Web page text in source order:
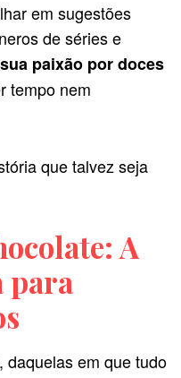
em sugestões
de séries e
paixão por doces
tempo nem
que talvez seja
A
para
daquelas em que tudo